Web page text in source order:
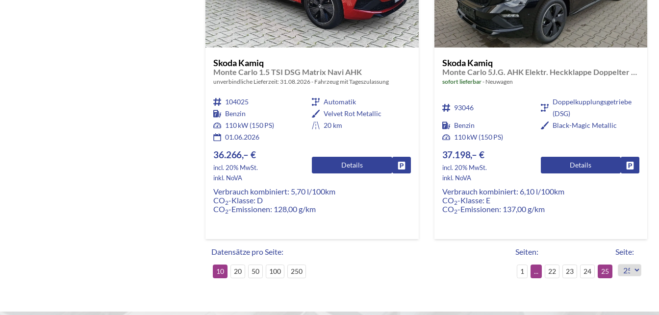
Skoda Kamiq
Monte Carlo 1.5 TSI DSG Matrix Navi AHK
unverbindliche Lieferzeit: 31.08.2026 Fahrzeug mit Tageszulassung
104025
Automatik
Benzin
Velvet Rot Metallic
110 kW (150 PS)
20 km
01.06.2026
36.266,– €
incl. 20% MwSt.
inkl. NoVA
Details Fahrzeug parken
Verbrauch kombiniert: 5,70 l/100km
CO2-Klasse: D
CO2-Emissionen: 128,00 g/km
Skoda Kamiq
Monte Carlo 5J.G. AHK Elektr. Heckklappe Doppelter Ladeboden Klimaauto Virt.Cockpit Matrix Kessy PDC v+h
sofort lieferbar Neuwagen
93046
Doppelkupplungsgetriebe
(DSG)
Benzin
Black-Magic Metallic
110 kW (150 PS)
37.198,– €
incl. 20% MwSt.
inkl. NoVA
Details
Verbrauch kombiniert: 6,10 l/100km
CO2-Klasse: E
CO2-Emissionen: 137,00 g/km
Datensätze pro Seite:
10 20 50 100 250
Seite:
Seiten:
1 ... 22 23 24 25